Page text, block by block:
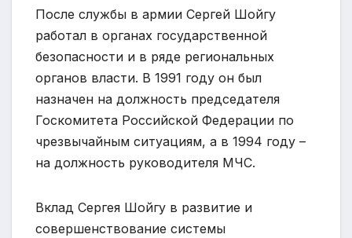
После службы в армии Сергей Шойгу
работал в органах государственной
безопасности и в ряде региональных
органов власти. В 1991 году он был
назначен на должность председателя
Госкомитета Российской Федерации по
чрезвычайным ситуациям, а в 1994 году –
на должность руководителя МЧС.
Вклад Сергея Шойгу в развитие и
совершенствование системы